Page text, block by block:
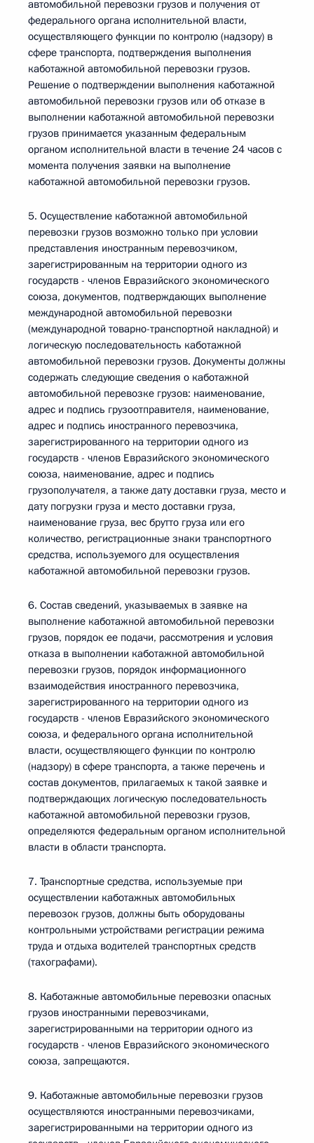
автомобильной перевозки грузов и получения от
федерального органа исполнительной власти,
осуществляющего функции по контролю (надзору) в
сфере транспорта, подтверждения выполнения
каботажной автомобильной перевозки грузов.
Решение о подтверждении выполнения каботажной
автомобильной перевозки грузов или об отказе в
выполнении каботажной автомобильной перевозки
грузов принимается указанным федеральным
органом исполнительной власти в течение 24 часов с
момента получения заявки на выполнение
каботажной автомобильной перевозки грузов.
5. Осуществление каботажной автомобильной
перевозки грузов возможно только при условии
представления иностранным перевозчиком,
зарегистрированным на территории одного из
государств - членов Евразийского экономического
союза, документов, подтверждающих выполнение
международной автомобильной перевозки
(международной товарно-транспортной накладной) и
логическую последовательность каботажной
автомобильной перевозки грузов. Документы должны
содержать следующие сведения о каботажной
автомобильной перевозке грузов: наименование,
адрес и подпись грузоотправителя, наименование,
адрес и подпись иностранного перевозчика,
зарегистрированного на территории одного из
государств - членов Евразийского экономического
союза, наименование, адрес и подпись
грузополучателя, а также дату доставки груза, место и
дату погрузки груза и место доставки груза,
наименование груза, вес брутто груза или его
количество, регистрационные знаки транспортного
средства, используемого для осуществления
каботажной автомобильной перевозки грузов.
6. Состав сведений, указываемых в заявке на
выполнение каботажной автомобильной перевозки
грузов, порядок ее подачи, рассмотрения и условия
отказа в выполнении каботажной автомобильной
перевозки грузов, порядок информационного
взаимодействия иностранного перевозчика,
зарегистрированного на территории одного из
государств - членов Евразийского экономического
союза, и федерального органа исполнительной
власти, осуществляющего функции по контролю
(надзору) в сфере транспорта, а также перечень и
состав документов, прилагаемых к такой заявке и
подтверждающих логическую последовательность
каботажной автомобильной перевозки грузов,
определяются федеральным органом исполнительной
власти в области транспорта.
7. Транспортные средства, используемые при
осуществлении каботажных автомобильных
перевозок грузов, должны быть оборудованы
контрольными устройствами регистрации режима
труда и отдыха водителей транспортных средств
(тахографами).
8. Каботажные автомобильные перевозки опасных
грузов иностранными перевозчиками,
зарегистрированными на территории одного из
государств - членов Евразийского экономического
союза, запрещаются.
9. Каботажные автомобильные перевозки грузов
осуществляются иностранными перевозчиками,
зарегистрированными на территории одного из